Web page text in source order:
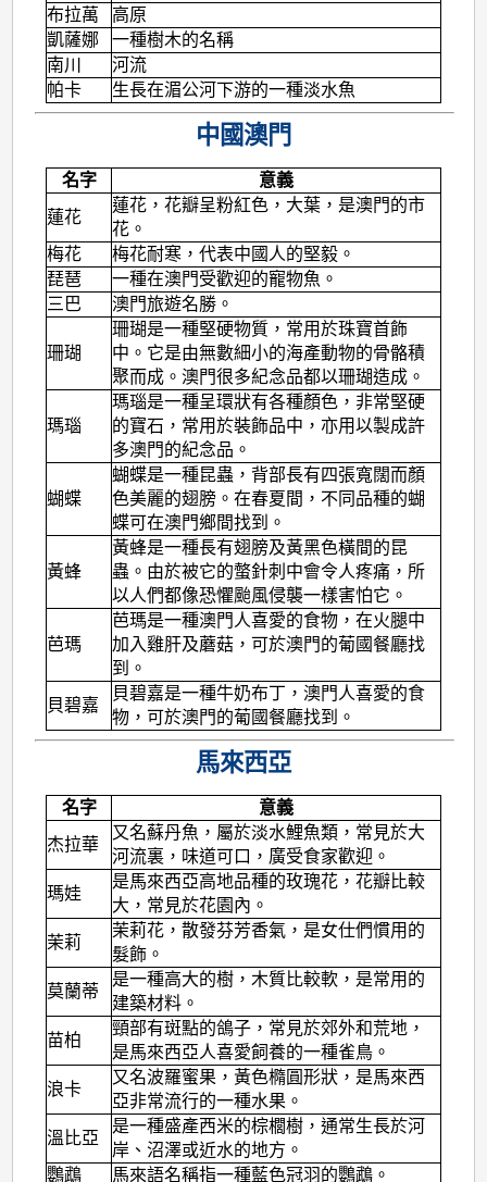
布拉萬
高原
凱薩娜
一種樹木的名稱
南川
河流
帕卡
生長在湄公河下游的一種淡水魚
中國澳門
名字
意義
蓮花
蓮花，花瓣呈粉紅色，大葉，是澳門的市
花。
梅花
梅花耐寒，代表中國人的堅毅。
琵琶
一種在澳門受歡迎的寵物魚。
三巴
澳門旅遊名勝。
珊瑚
珊瑚是一種堅硬物質，常用於珠寶首飾
中。它是由無數細小的海產動物的骨骼積
聚而成。澳門很多紀念品都以珊瑚造成。
瑪瑙
瑪瑙是一種呈環狀有各種顏色，非常堅硬
的寶石，常用於裝飾品中，亦用以製成許
多澳門的紀念品。
蝴蝶
蝴蝶是一種昆蟲，背部長有四張寬闊而顏
色美麗的翅膀。在春夏間，不同品種的蝴
蝶可在澳門鄉間找到。
黃蜂
黃蜂是一種長有翅膀及黃黑色橫間的昆
蟲。由於被它的螫針刺中會令人疼痛，所
以人們都像恐懼颱風侵襲一樣害怕它。
芭瑪
芭瑪是一種澳門人喜愛的食物，在火腿中
加入雞肝及蘑菇，可於澳門的葡國餐廳找
到。
貝碧嘉
貝碧嘉是一種牛奶布丁，澳門人喜愛的食
物，可於澳門的葡國餐廳找到。
馬來西亞
名字
意義
杰拉華
又名蘇丹魚，屬於淡水鯉魚類，常見於大
河流裏，味道可口，廣受食家歡迎。
瑪娃
是馬來西亞高地品種的玫瑰花，花瓣比較
大，常見於花園內。
茉莉
茉莉花，散發芬芳香氣，是女仕們慣用的
髮飾。
莫蘭蒂
是一種高大的樹，木質比較軟，是常用的
建築材料。
苗柏
頸部有斑點的鴿子，常見於郊外和荒地，
是馬來西亞人喜愛飼養的一種雀鳥。
浪卡
又名波羅蜜果，黃色橢圓形狀，是馬來西
亞非常流行的一種水果。
溫比亞
是一種盛產西米的棕櫚樹，通常生長於河
岸、沼澤或近水的地方。
鸚鵡
馬來語名稱指一種藍色冠羽的鸚鵡。